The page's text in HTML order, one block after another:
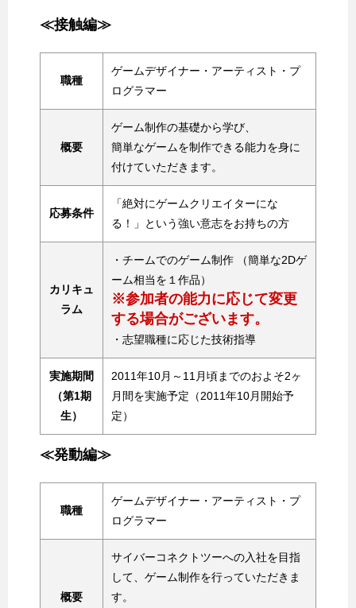
≪接触編≫
職種
ゲームデザイナー・アーティスト・プ
ログラマー
概要
ゲーム制作の基礎から学び、
簡単なゲームを制作できる能力を身に
付けていただきます。
応募条件
「絶対にゲームクリエイターにな
る！」という強い意志をお持ちの方
カリキュ
ラム
・チームでのゲーム制作 （簡単な2Dゲ
ーム相当を１作品）
※参加者の能力に応じて変更
する場合がございます。
・志望職種に応じた技術指導
実施期間
（第1期
生）
2011年10月～11月頃までのおよそ2ヶ
月間を実施予定（2011年10月開始予
定）
≪発動編≫
職種
ゲームデザイナー・アーティスト・プ
ログラマー
概要
サイバーコネクトツーへの入社を目指
して、ゲーム制作を行っていただきま
す。